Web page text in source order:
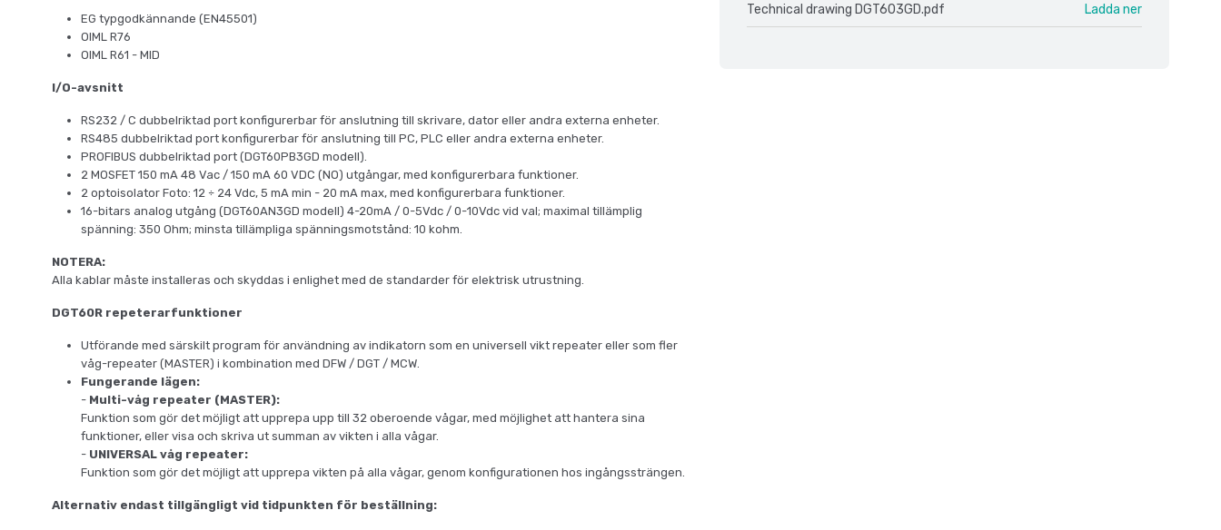
EG typgodkännande (EN45501)
OIML R76
OIML R61 - MID
I/O-avsnitt
RS232 / C dubbelriktad port konfigurerbar för anslutning till skrivare, dator eller andra externa enheter.
RS485 dubbelriktad port konfigurerbar för anslutning till PC, PLC eller andra externa enheter.
PROFIBUS dubbelriktad port (DGT60PB3GD modell).
2 MOSFET 150 mA 48 Vac / 150 mA 60 VDC (NO) utgångar, med konfigurerbara funktioner.
2 optoisolator Foto: 12 ÷ 24 Vdc, 5 mA min - 20 mA max, med konfigurerbara funktioner.
16-bitars analog utgång (DGT60AN3GD modell) 4-20mA / 0-5Vdc / 0-10Vdc vid val; maximal tillämplig
spänning: 350 Ohm; minsta tillämpliga spänningsmotstånd: 10 kohm.
NOTERA:
Alla kablar måste installeras och skyddas i enlighet med de standarder för elektrisk utrustning.
DGT60R repeterarfunktioner
Utförande med särskilt program för användning av indikatorn som en universell vikt repeater eller som fler
våg-repeater (MASTER) i kombination med DFW / DGT / MCW.
Fungerande lägen:
- Multi-våg repeater (MASTER):
Funktion som gör det möjligt att upprepa upp till 32 oberoende vågar, med möjlighet att hantera sina
funktioner, eller visa och skriva ut summan av vikten i alla vågar.
- UNIVERSAL våg repeater:
Funktion som gör det möjligt att upprepa vikten på alla vågar, genom konfigurationen hos ingångssträngen.
Alternativ endast tillgängligt vid tidpunkten för beställning:
Technical drawing DGT603GD.pdf Ladda ner